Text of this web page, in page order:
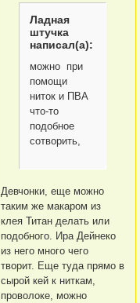
Ладная
штучка
написал(а):
можно при
помощи
ниток и ПВА
что-то
подобное
сотворить,
Девчонки, еще можно
таким же макаром из
клея Титан делать или
подобного. Ира Дейнеко
из него много чего
творит. Еще туда прямо в
сырой кей к ниткам,
проволоке, можно